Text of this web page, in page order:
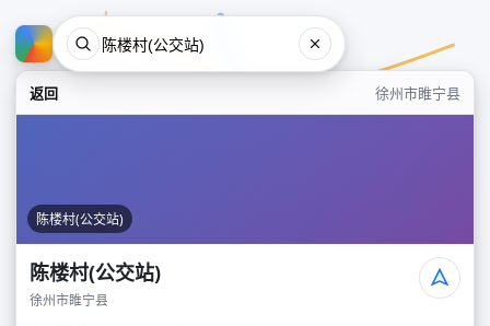
返回 徐州市睢宁县
陈楼村(公交站)
陈楼村(公交站)
徐州市睢宁县